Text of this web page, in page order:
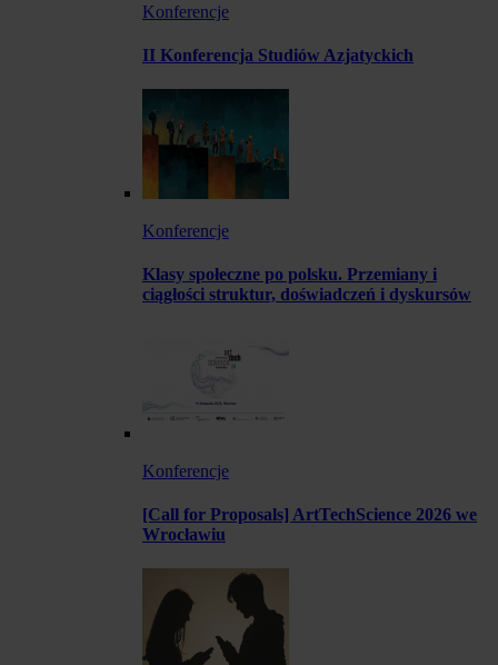
Konferencje
II Konferencja Studiów Azjatyckich
Konferencje
Klasy społeczne po polsku. Przemiany i
ciągłości struktur, doświadczeń i dyskursów
Konferencje
[Call for Proposals] ArtTechScience 2026 we
Wrocławiu